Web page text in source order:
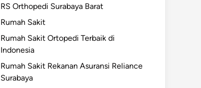
RS Orthopedi Surabaya Barat
Rumah Sakit
Rumah Sakit Ortopedi Terbaik di
Indonesia
Rumah Sakit Rekanan Asuransi Reliance
Surabaya